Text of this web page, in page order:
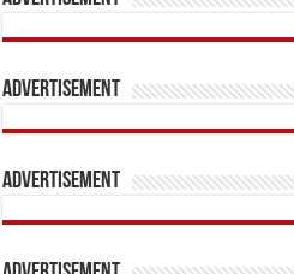
Advertisement
Advertisement